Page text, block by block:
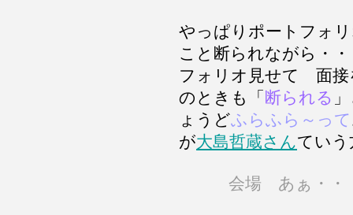
やっぱりポートフォ
こと断られながら・
フォリオ見せて 面
のときも「 断られる
ょうどふらふら～って
が大島哲蔵さんてい
会場 あぁ・・